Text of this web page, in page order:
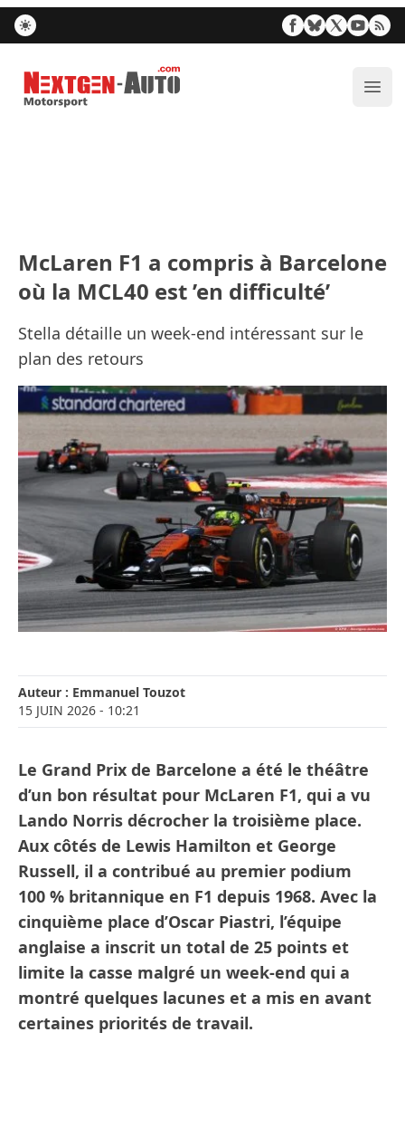
Nextgen-Auto.com
McLaren F1 a compris à Barcelone
où la MCL40 est ’en difficulté’
Stella détaille un week-end intéressant sur le
plan des retours
Auteur : Emmanuel Touzot
15 JUIN 2026 - 10:21
Le Grand Prix de Barcelone a été le théâtre
d’un bon résultat pour McLaren F1, qui a vu
Lando Norris décrocher la troisième place.
Aux côtés de Lewis Hamilton et George
Russell, il a contribué au premier podium
100 % britannique en F1 depuis 1968. Avec la
cinquième place d’Oscar Piastri, l’équipe
anglaise a inscrit un total de 25 points et
limite la casse malgré un week-end qui a
montré quelques lacunes et a mis en avant
certaines priorités de travail.